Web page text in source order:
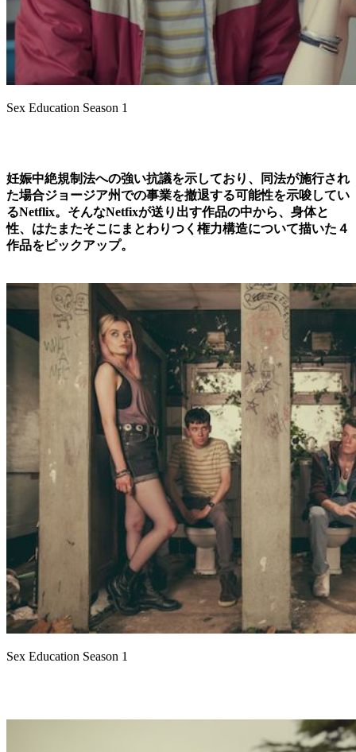
Sex Education Season 1
妊娠中絶規制法への強い抗議を示しており、同法が施行され
た場合ジョージア州での事業を撤退する可能性を示唆してい
るNetflix。そんなNetfixが送り出す作品の中から、身体と
性、はたまたそこにまとわりつく権力構造について描いた４
作品をピックアップ。
Sex Education Season 1